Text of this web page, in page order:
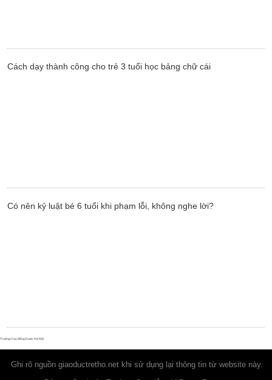
Cách dạy thành công cho trẻ 3 tuổi học bảng chữ cái
Có nên kỷ luật bé 6 tuổi khi phạm lỗi, không nghe lời?
Ghi rõ nguồn giaoductretho.netkhi sử dụng lại thông tin từ website này.
Trường Cao đẳng Dược Hà Nội